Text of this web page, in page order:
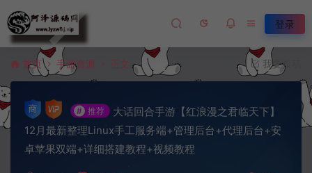
登录
首页 手游资源 正文 我要投稿
# 推荐
大话回合手游【红浪漫之君临天下】
12月最新整理Linux手工服务端+管理后台+代理后台+安
卓苹果双端+详细搭建教程+视频教程